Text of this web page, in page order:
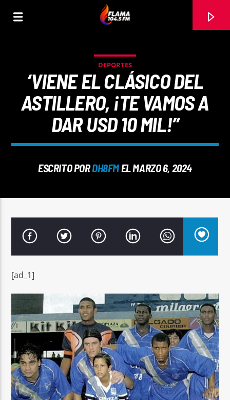
Señal FM
DEPORTES
‘VIENE EL CLÁSICO DEL
ASTILLERO, ¡TE VAMOS A
DAR USD 10 MIL!”
ESCRITO PORDH8FMEL MARZO 6, 2024
[ad_1]